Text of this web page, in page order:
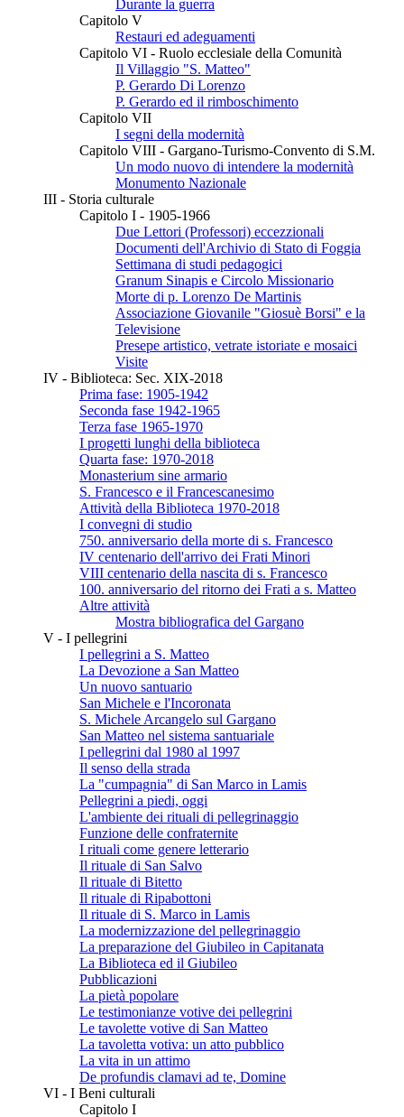
Durante la guerra
Capitolo V
Restauri ed adeguamenti
Capitolo VI - Ruolo ecclesiale della Comunità
Il Villaggio "S. Matteo"
P. Gerardo Di Lorenzo
P. Gerardo ed il rimboschimento
Capitolo VII
I segni della modernità
Capitolo VIII - Gargano-Turismo-Convento di S.M.
Un modo nuovo di intendere la modernità
Monumento Nazionale
III - Storia culturale
Capitolo I - 1905-1966
Due Lettori (Professori) eccezzionali
Documenti dell'Archivio di Stato di Foggia
Settimana di studi pedagogici
Granum Sinapis e Circolo Missionario
Morte di p. Lorenzo De Martinis
Associazione Giovanile "Giosuè Borsi" e la
Televisione
Presepe artistico, vetrate istoriate e mosaici
Visite
IV - Biblioteca: Sec. XIX-2018
Prima fase: 1905-1942
Seconda fase 1942-1965
Terza fase 1965-1970
I progetti lunghi della biblioteca
Quarta fase: 1970-2018
Monasterium sine armario
S. Francesco e il Francescanesimo
Attività della Biblioteca 1970-2018
I convegni di studio
750. anniversario della morte di s. Francesco
IV centenario dell'arrivo dei Frati Minori
VIII centenario della nascita di s. Francesco
100. anniversario del ritorno dei Frati a s. Matteo
Altre attività
Mostra bibliografica del Gargano
V - I pellegrini
I pellegrini a S. Matteo
La Devozione a San Matteo
Un nuovo santuario
San Michele e l'Incoronata
S. Michele Arcangelo sul Gargano
San Matteo nel sistema santuariale
I pellegrini dal 1980 al 1997
Il senso della strada
La "cumpagnia" di San Marco in Lamis
Pellegrini a piedi, oggi
L'ambiente dei rituali di pellegrinaggio
Funzione delle confraternite
I rituali come genere letterario
Il rituale di San Salvo
Il rituale di Bitetto
Il rituale di Ripabottoni
Il rituale di S. Marco in Lamis
La modernizzazione del pellegrinaggio
La preparazione del Giubileo in Capitanata
La Biblioteca ed il Giubileo
Pubblicazioni
La pietà popolare
Le testimonianze votive dei pellegrini
Le tavolette votive di San Matteo
La tavoletta votiva: un atto pubblico
La vita in un attimo
De profundis clamavi ad te, Domine
VI - I Beni culturali
Capitolo I